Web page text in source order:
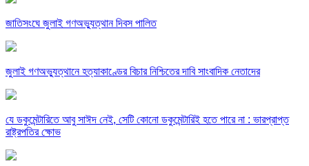
জাতিসংঘে জুলাই গণঅভ্যুত্থান দিবস পালিত
জুলাই গণঅভ্যুত্থানে হত্যাকাণ্ডের বিচার নিশ্চিতের দাবি সাংবাদিক নেতাদের
যে ডকুমেন্টারিতে আবু সাঈদ নেই, সেটি কোনো ডকুমেন্টারিই হতে পারে না : ভারপ্রাপ্ত
রাষ্ট্রপতির ক্ষোভ